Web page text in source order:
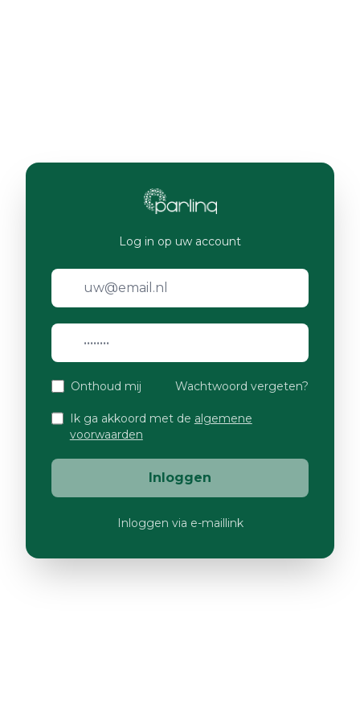
Log in op uw account
Onthoud mij Wachtwoord vergeten?
Ik ga akkoord met de algemene
voorwaarden
Inloggen
Inloggen via e-maillink